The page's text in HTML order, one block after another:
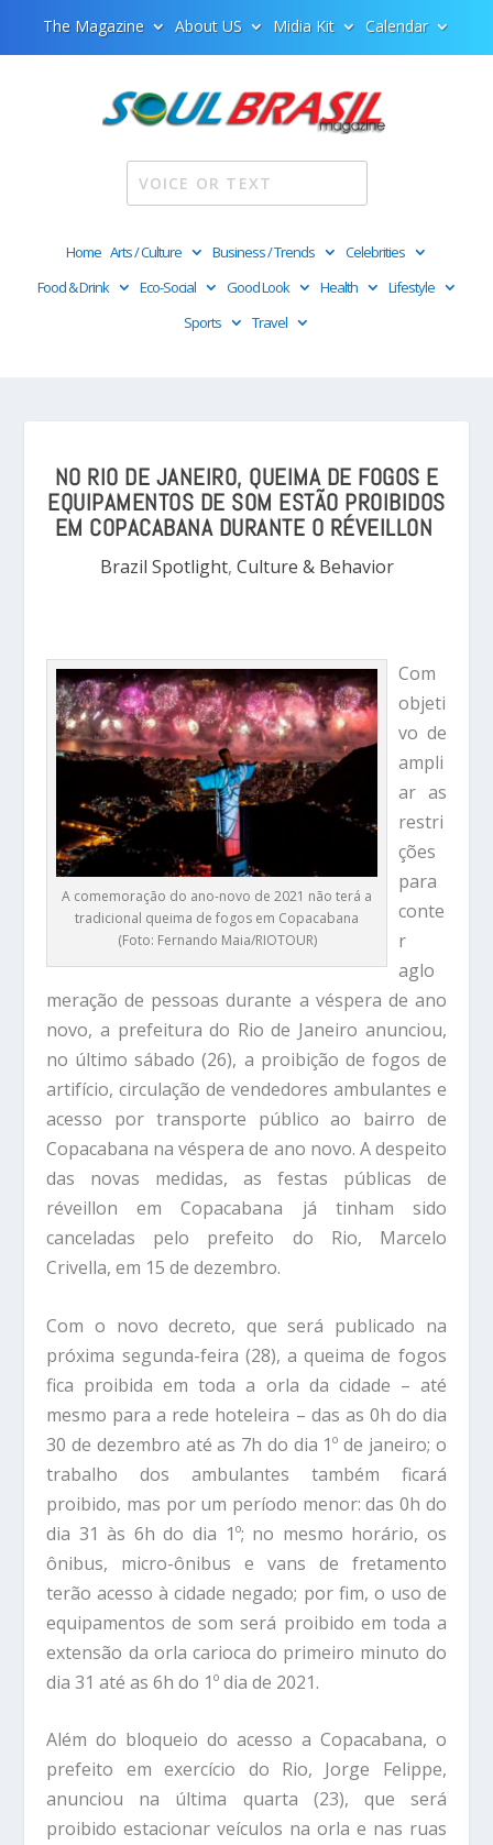
The Magazine About US Midia Kit Calendar
Home Arts / Culture Business / Trends
Celebrities
Food & Drink
Eco-Social Good Look Health
Lifestyle
Sports
Travel
NO RIO DE JANEIRO, QUEIMA DE FOGOS E
EQUIPAMENTOS DE SOM ESTÃO PROIBIDOS
EM COPACABANA DURANTE O RÉVEILLON
Brazil Spotlight, Culture & Behavior
A comemoração do ano-novo de 2021 não terá a
tradicional queima de fogos em Copacabana
(Foto: Fernando Maia/RIOTOUR)
Com
objeti
vo de
ampli
ar as
restri
ções
para
conte
r
aglo
meração de pessoas durante a véspera de ano
novo, a prefeitura do Rio de Janeiro anunciou,
no último sábado (26), a proibição de fogos de
artifício, circulação de vendedores ambulantes e
acesso por transporte público ao bairro de
Copacabana na véspera de ano novo. A despeito
das novas medidas, as festas públicas de
réveillon em Copacabana já tinham sido
canceladas pelo prefeito do Rio, Marcelo
Crivella, em 15 de dezembro.
Com o novo decreto, que será publicado na
próxima segunda-feira (28), a queima de fogos
fica proibida em toda a orla da cidade – até
mesmo para a rede hoteleira – das as 0h do dia
30 de dezembro até as 7h do dia 1º de janeiro; o
trabalho dos ambulantes também ficará
proibido, mas por um período menor: das 0h do
dia 31 às 6h do dia 1º; no mesmo horário, os
ônibus, micro-ônibus e vans de fretamento
terão acesso à cidade negado; por fim, o uso de
equipamentos de som será proibido em toda a
extensão da orla carioca do primeiro minuto do
dia 31 até as 6h do 1º dia de 2021.
Além do bloqueio do acesso a Copacabana, o
prefeito em exercício do Rio, Jorge Felippe,
anunciou na última quarta (23), que será
proibido estacionar veículos na orla e nas ruas